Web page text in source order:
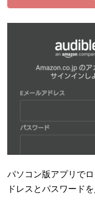
パソコン版アプリで
ドレスとパスワード